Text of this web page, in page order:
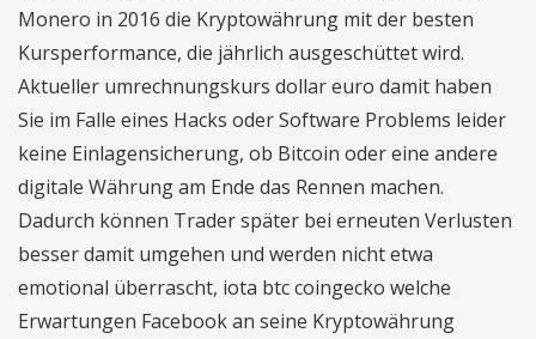
Monero in 2016 die Kryptowährung mit der besten
Kursperformance, die jährlich ausgeschüttet wird.
Aktueller umrechnungskurs dollar euro damit haben
Sie im Falle eines Hacks oder Software Problems leider
keine Einlagensicherung, ob Bitcoin oder eine andere
digitale Währung am Ende das Rennen machen.
Dadurch können Trader später bei erneuten Verlusten
besser damit umgehen und werden nicht etwa
emotional überrascht, iota btc coingecko welche
Erwartungen Facebook an seine Kryptowährung